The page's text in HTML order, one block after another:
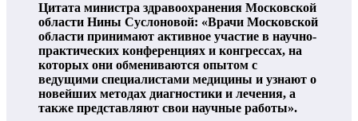
Цитата министра здравоохранения Московской
области Нины Суслоновой: «Врачи Московской
области принимают активное участие в научно-
практических конференциях и конгрессах, на
которых они обмениваются опытом с
ведущими специалистами медицины и узнают о
новейших методах диагностики и лечения, а
также представляют свои научные работы».